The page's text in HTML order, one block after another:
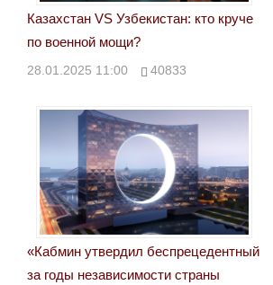
Казахстан VS Узбекистан: кто круче
по военной мощи?
28.01.2025 11:00 40833
«Кабмин утвердил беспрецедентный
за годы независимости страны